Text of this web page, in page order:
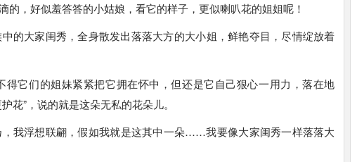
，好似羞答答的小姑娘，看它的样子，更似喇叭花的姐姐呢！
的大家闺秀，全身散发出落落大方的大小姐，鲜艳夺目，尽情绽放着
它们的姐妹紧紧把它拥在怀中，但还是它自己狠心一用力，落在地
花”，说的就是这朵无私的花朵儿。
我浮想联翩，假如我就是这其中一朵……我要像大家闺秀一样落落大